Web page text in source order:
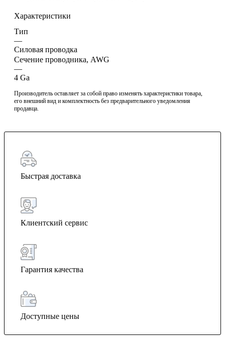
Характеристики
Тип
—
Силовая проводка
Сечение проводника, AWG
—
4 Ga
Производитель оставляет за собой право изменять характеристики товара,
его внешний вид и комплектность без предварительного уведомления
продавца.
Быстрая доставка
Клиентский сервис
Гарантия качества
Доступные цены